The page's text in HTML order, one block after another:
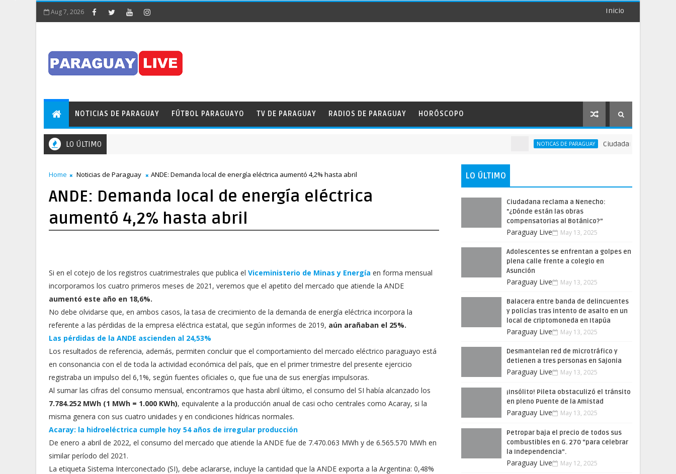
Aug 7, 2026 Inicio
NOTICIAS DE PARAGUAY FÚTBOL PARAGUAYO TV DE PARAGUAY RADIOS DE PARAGUAY HORÓSCOPO
LO ÚLTIMO NOTICAS DE PARAGUAY Ciudadana reclama a
Home Noticias de Paraguay ANDE: Demanda local de energía eléctrica aumentó 4,2% hasta abril
ANDE: Demanda local de energía eléctrica
aumentó 4,2% hasta abril
Si en el cotejo de los registros cuatrimestrales que publica el Viceministerio de Minas y Energía en forma mensual
incorporamos los cuatro primeros meses de 2021, veremos que el apetito del mercado que atiende la ANDE
aumentó este año en 18,6%.
No debe olvidarse que, en ambos casos, la tasa de crecimiento de la demanda de energía eléctrica incorpora la
referente a las pérdidas de la empresa eléctrica estatal, que según informes de 2019, aún arañaban el 25%.
Las pérdidas de la ANDE ascienden al 24,53%
Los resultados de referencia, además, permiten concluir que el comportamiento del mercado eléctrico paraguayo está
en consonancia con el de toda la actividad económica del país, que en el primer trimestre del presente ejercicio
registraba un impulso del 6,1%, según fuentes oficiales o, que fue una de sus energías impulsoras.
Al sumar las cifras del consumo mensual, encontramos que hasta abril último, el consumo del SI había alcanzado los
7.784.252 MWh (1 MWh = 1.000 KWh), equivalente a la producción anual de casi ocho centrales como Acaray, si la
misma genera con sus cuatro unidades y en condiciones hídricas normales.
Acaray: la hidroeléctrica cumple hoy 54 años de irregular producción
De enero a abril de 2022, el consumo del mercado que atiende la ANDE fue de 7.470.063 MWh y de 6.565.570 MWh en
similar período del 2021.
La etiqueta Sistema Interconectado (SI), debe aclararse, incluye la cantidad que la ANDE exporta a la Argentina: 0,48%
LO ÚLTIMO
Ciudadana reclama a Nenecho:
"¿Dónde están las obras
compensatorias al Botánico?”
Paraguay Live May 13, 2025
Adolescentes se enfrentan a golpes en
plena calle frente a colegio en
Asunción
Paraguay Live May 13, 2025
Balacera entre banda de delincuentes
y policías tras intento de asalto en un
local de criptomoneda en Itapúa
Paraguay Live May 13, 2025
Desmantelan red de microtráfico y
detienen a tres personas en Sajonia
Paraguay Live May 13, 2025
¡Insólito! Pileta obstaculizó el tránsito
en pleno Puente de la Amistad
Paraguay Live May 13, 2025
Petropar baja el precio de todos sus
combustibles en G. 270 “para celebrar
la Independencia”.
Paraguay Live May 12, 2025